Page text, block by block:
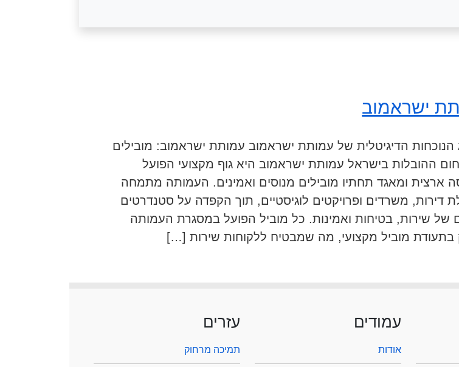
ישראמוב
הנוכחות הדיגיטלית של עמותת ישראמוב עמותת ישראמוב: מובילים
ההובלות בישראל עמותת ישראמוב היא גוף מקצועי הפועל
ארצית ומאגד תחתיו מובילים מנוסים ואמינים. העמותה מתמחה
דירות, משרדים ופרויקטים לוגיסטיים, תוך הקפדה על סטנדרטים
של שירות, בטיחות ואמינות. כל מוביל הפועל במסגרת העמותה
בתעודת מוביל מקצועי, מה שמבטיח ללקוחות שירות […]
עמודים
אודות
עזרים
תמיכה מרחוק